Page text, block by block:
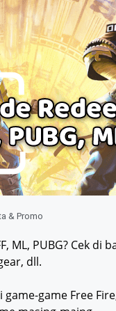
& Promo
ML, PUBG? Cek di
dll.
game Free